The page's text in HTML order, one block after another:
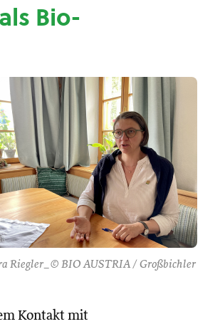
Bio-
Riegler_© BIO AUSTRIA / Großbichler
Kontakt mit